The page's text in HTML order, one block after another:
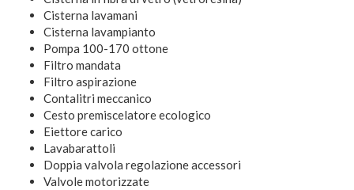
Cisterna lavamani
Cisterna lavampianto
Pompa 100-170 ottone
Filtro mandata
Filtro aspirazione
Contalitri meccanico
Cesto premiscelatore ecologico
Eiettore carico
Lavabarattoli
Doppia valvola regolazione accessori
Valvole motorizzate